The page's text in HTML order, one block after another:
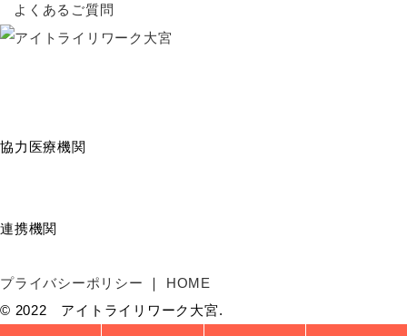
よくあるご質問
協力医療機関
連携機関
プライバシーポリシー
HOME
© 2022 アイトライリワーク大宮.